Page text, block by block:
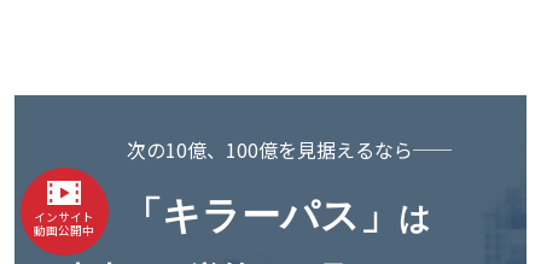
インサイト
動画公開中
次の10億、100億を見据えるなら──
「キラーパス」 は